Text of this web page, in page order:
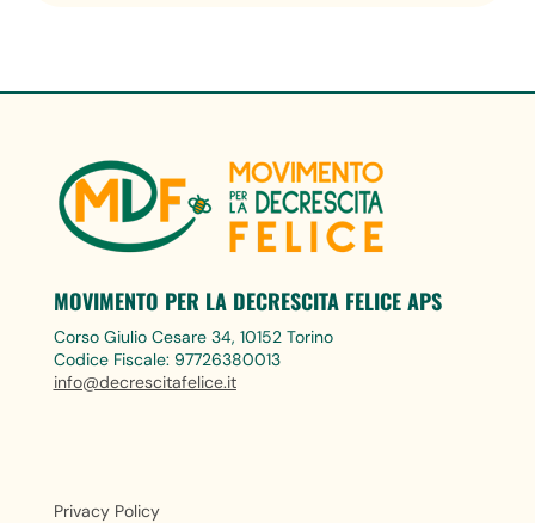
MOVIMENTO PER LA DECRESCITA FELICE APS
Corso Giulio Cesare 34, 10152 Torino
Codice Fiscale: 97726380013
info@decrescitafelice.it
Privacy Policy